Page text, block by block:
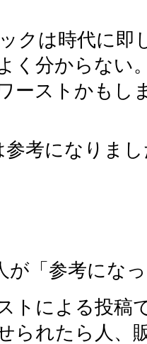
クは時代に即
く分からない
ーストかもし
参考になりま
が「参考にな
トによる投稿
られたら人、